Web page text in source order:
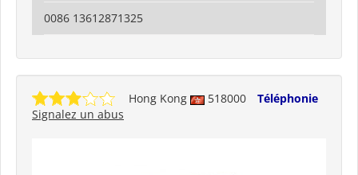
0086 13612871325
Hong Kong 518000
Téléphonie
Signalez un abus